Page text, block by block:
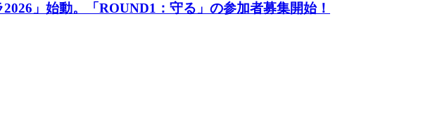
」始動。「ROUND1：守る」の参加者募集開始！